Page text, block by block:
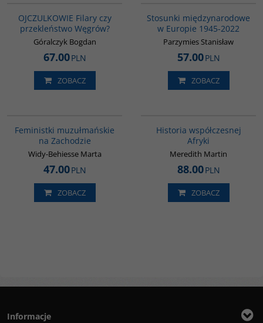
OJCZULKOWIE Filary czy
przekleństwo Węgrów?
Góralczyk Bogdan
67.00PLN
ZOBACZ
Stosunki międzynarodowe
w Europie 1945-2022
Parzymies Stanisław
57.00PLN
ZOBACZ
Feministki muzułmańskie
na Zachodzie
Widy-Behiesse Marta
47.00PLN
ZOBACZ
Historia współczesnej
Afryki
Meredith Martin
88.00PLN
ZOBACZ
Informacje